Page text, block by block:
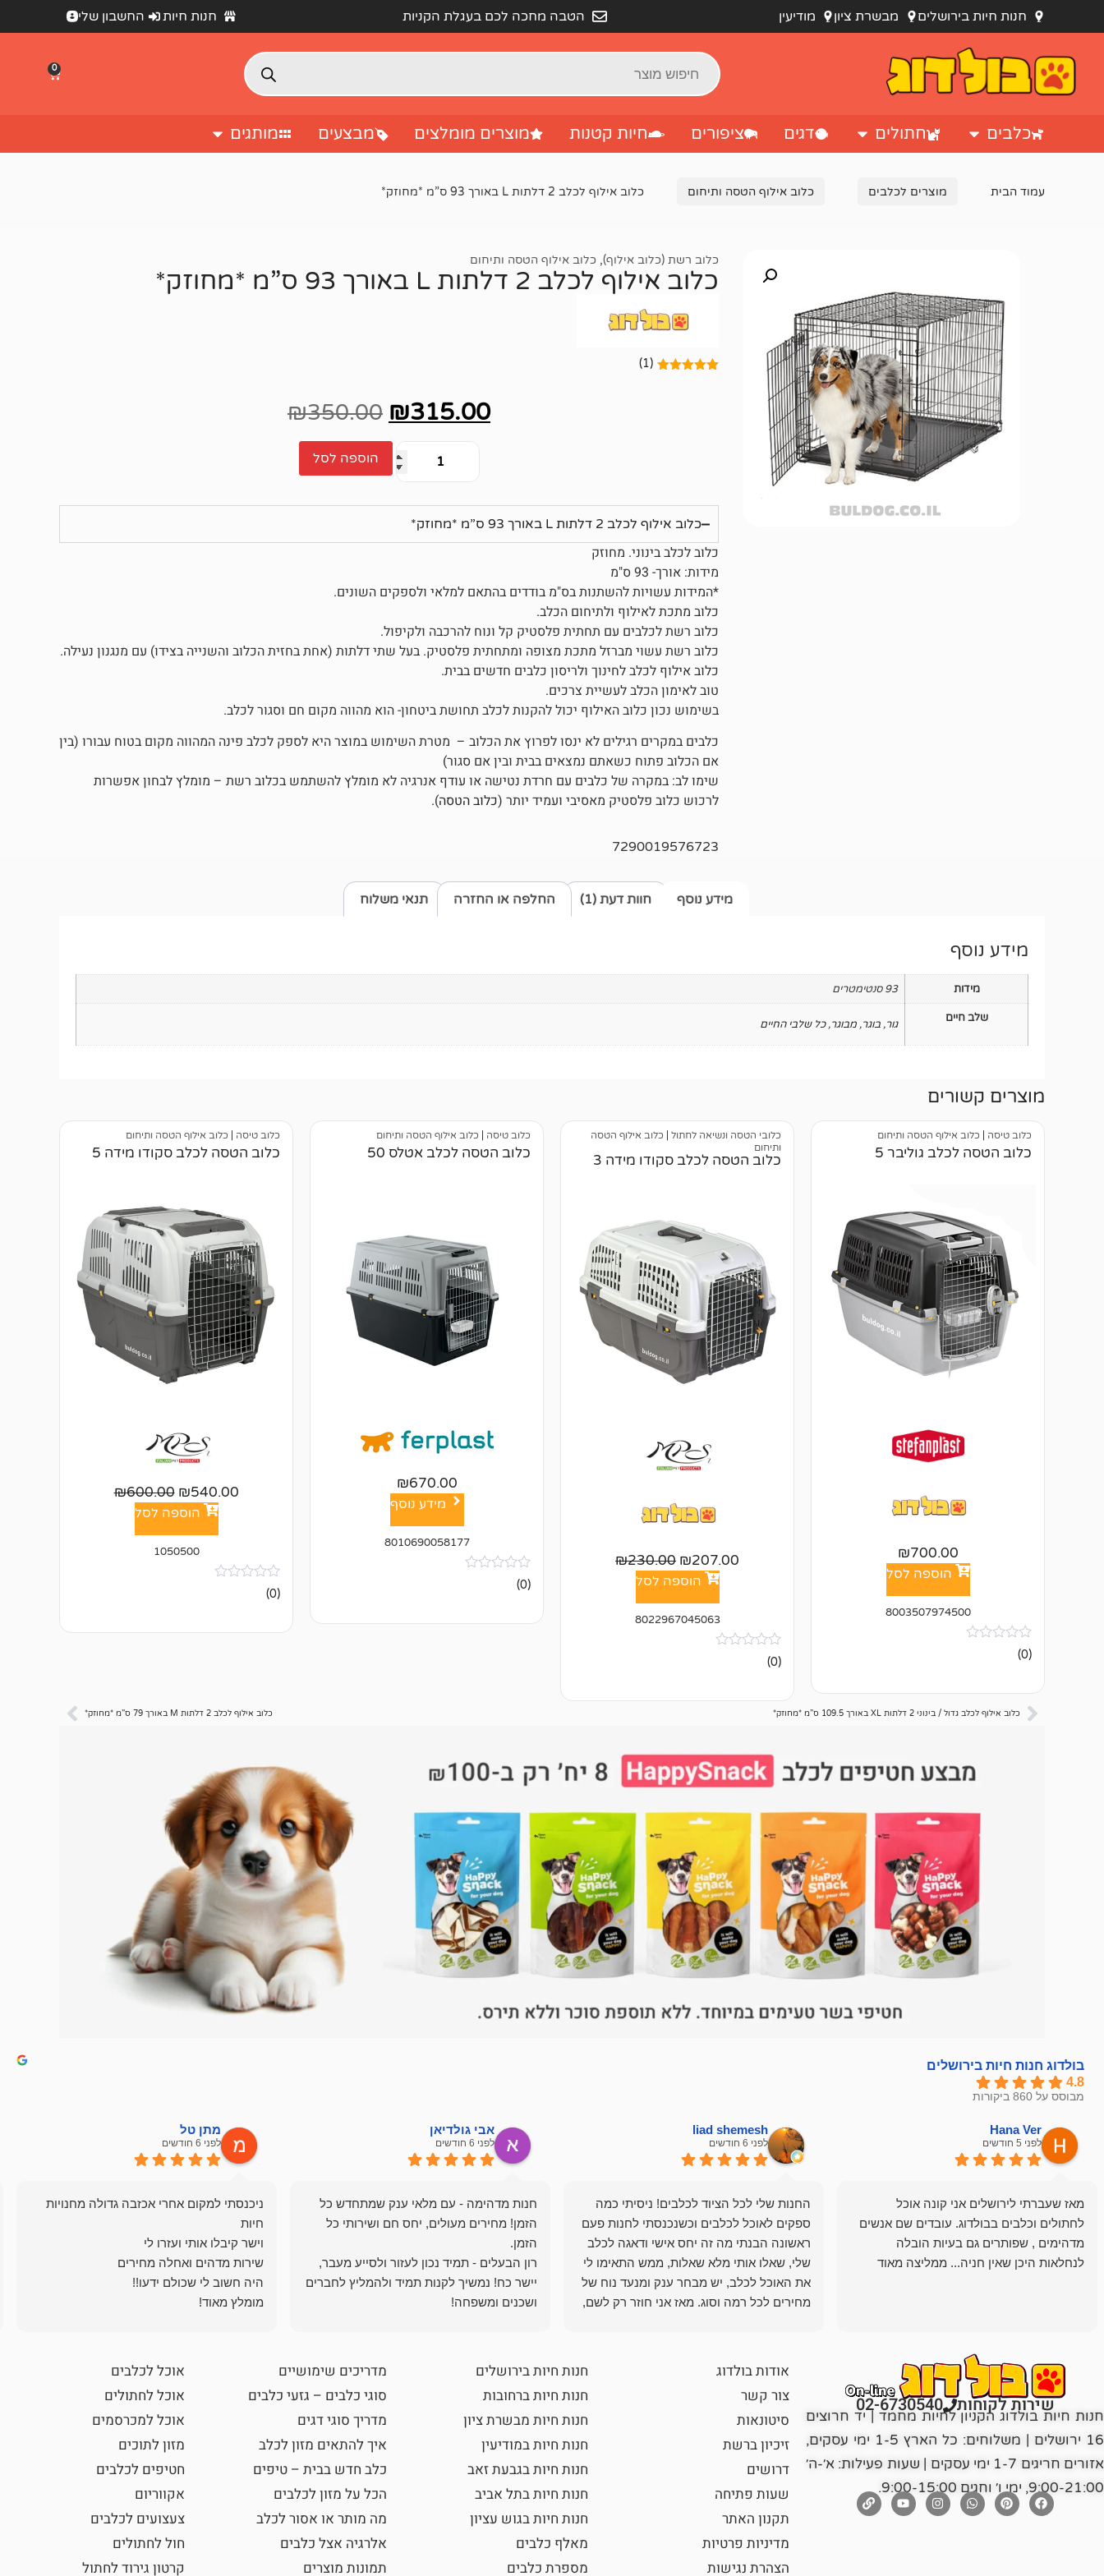
חנות חיות בירושלים מבשרת ציון מודיעין הטבה מחכה לכם בעגלת הקניות חנות חיות החשבון שלי
0
כלבים חתולים דגים ציפורים חיות קטנות מוצרים מומלצים מבצעים מותגים
עמוד הבית מוצרים לכלבים כלוב אילוף הטסה ותיחום כלוב אילוף לכלב 2 דלתות L באורך 93 ס”מ *מחוזק*
כלוב רשת (כלוב אילוף), כלוב אילוף הטסה ותיחום
כלוב אילוף לכלב 2 דלתות L באורך 93 ס”מ *מחוזק*
(1)
₪315.00
₪350.00
הוספה לסל
כלוב אילוף לכלב 2 דלתות L באורך 93 ס”מ *מחוזק*
כלוב לכלב בינוני. מחוזק
מידות: אורך- 93 ס"מ
*המידות עשויות להשתנות בס"מ בודדים בהתאם למלאי ולספקים השונים.
כלוב מתכת לאילוף ולתיחום הכלב.
כלוב רשת לכלבים עם תחתית פלסטיק קל ונוח להרכבה ולקיפול.
כלוב רשת עשוי מברזל מתכת מצופה ומתחתית פלסטיק. בעל שתי דלתות (אחת בחזית הכלוב והשנייה בצידו) עם מנגנון נעילה.
כלוב אילוף לכלב לחינוך ולריסון כלבים חדשים בבית.
טוב לאימון הכלב לעשיית צרכים.
בשימוש נכון כלוב האילוף יכול להקנות לכלב תחושת ביטחון- הוא מהווה מקום חם וסגור לכלב.
כלבים במקרים רגילים לא ינסו לפרוץ את הכלוב – מטרת השימוש במוצר היא לספק לכלב פינה המהווה מקום בטוח עבורו (בין
אם הכלוב פתוח כשאתם נמצאים בבית ובין אם סגור)
שימו לב: במקרה של כלבים עם חרדת נטישה או עודף אנרגיה לא מומלץ להשתמש בכלוב רשת – מומלץ לבחון אפשרות
לרכוש כלוב פלסטיק מאסיבי ועמיד יותר (כלוב הטסה).
7290019576723
מידע נוסף תנאי משלוח חוות דעת (1) החלפה או החזרה
מידע נוסף
מידות 93 סנטימטרים
שלב חיים גור, בוגר, מבוגר,כל שלבי החיים
מוצרים קשורים
כלוב טיסה | כלוב אילוף הטסה ותיחום
כלוב הטסה לכלב גוליבר 5
₪700.00
הוספה לסל
8003507974500
אין
ביקורות
(0)
כלובי הטסה ונשיאה לחתול | כלוב אילוף הטסה
ותיחום
כלוב הטסה לכלב סקודו מידה 3
₪207.00
₪230.00
הוספה לסל
8022967045063
אין
ביקורות
(0)
כלוב טיסה | כלוב אילוף הטסה ותיחום
כלוב הטסה לכלב אטלס 50
₪670.00
מידע נוסף
8010690058177
אין
ביקורות
(0)
כלוב טיסה | כלוב אילוף הטסה ותיחום
כלוב הטסה לכלב סקודו מידה 5
₪540.00
₪600.00
הוספה לסל
1050500
אין
ביקורות
(0)
כלוב אילוף לכלב גדול / בינוני 2 דלתות XL באורך 109.5 ס”מ *מחוזק* כלוב אילוף לכלב 2 דלתות M באורך 79 ס”מ *מחוזק*
בולדוג חנות חיות בירושלים
4.8
מבוסס על 860 ביקורות
Hana Ver
לפני 5 חודשים
מאז שעברתי לירושלים אני קונה אוכל
לחתולים וכלבים בבולדוג. עובדים שם אנשים
מדהימים , שפותרים גם בעיות הובלה
לנחלאות היכן שאין חניה... ממליצה מאוד
liad shemesh
לפני 6 חודשים
החנות שלי לכל הציוד לכלבים! ניסיתי כמה
ספקים לאוכל לכלבים וכשנכנסתי לחנות פעם
ראשונה הבנתי מה זה יחס אישי ודאגה לכלב
שלי, שאלו אותי מלא שאלות, ממש התאימו לי
את האוכל לכלב, יש מבחר ענק ומנעד נוח של
מחירים לכל רמה וסוג. מאז אני חוזר רק לשם,
אבי גולדיאן
לפני 6 חודשים
חנות מדהימה - עם מלאי ענק שמתחדש כל
הזמן! מחירים מעולים, יחס חם ושירותי כל
רון הבעלים - תמיד נכון לעזור ולסייע מעבר,
יישר כח! נמשיך לקנות תמיד ולהמליץ לחברים
ושכנים ומשפחה!
מתן טל
לפני 6 חודשים
ניכנסתי למקום אחרי אכזבה גדולה מחנויות
מומלץ מאוד!
שירות לקוחות 02-6730540
חנות חיות בולדוג הקניון לחיות מחמד | יד חרוצים
16 ירושלים | משלוחים: כל הארץ 1-5 ימי עסקים,
אזורים חריגים 1-7 ימי עסקים | שעות פעילות: א׳-ה׳
9:00-21:00, ימי ו׳ וחגים 9:00-15:00.
אודות בולדוג
צור קשר
סיטונאות
זיכיון ברשת
דרושים
שעות פתיחה
תקנון האתר
מדיניות פרטיות
הצהרת נגישות
חנות חיות בירושלים
חנות חיות ברחובות
חנות חיות מבשרת ציון
חנות חיות במודיעין
חנות חיות בגבעת זאב
חנות חיות בתל אביב
חנות חיות בגוש עציון
מאלף כלבים
מספרת כלבים
מדריכים שימושיים
סוגי כלבים – גזעי כלבים
מדריך סוגי דגים
איך להתאים מזון לכלב
כלב חדש בבית – טיפים
הכל על מזון לכלבים
מה מותר או אסור לכלב
אלרגיה אצל כלבים
תמונות מוצרים
אוכל לכלבים
אוכל לחתולים
אוכל למכרסמים
מזון לתוכים
חטיפים לכלבים
אקווריום
צעצועים לכלבים
חול לחתולים
קרטון גירוד לחתול